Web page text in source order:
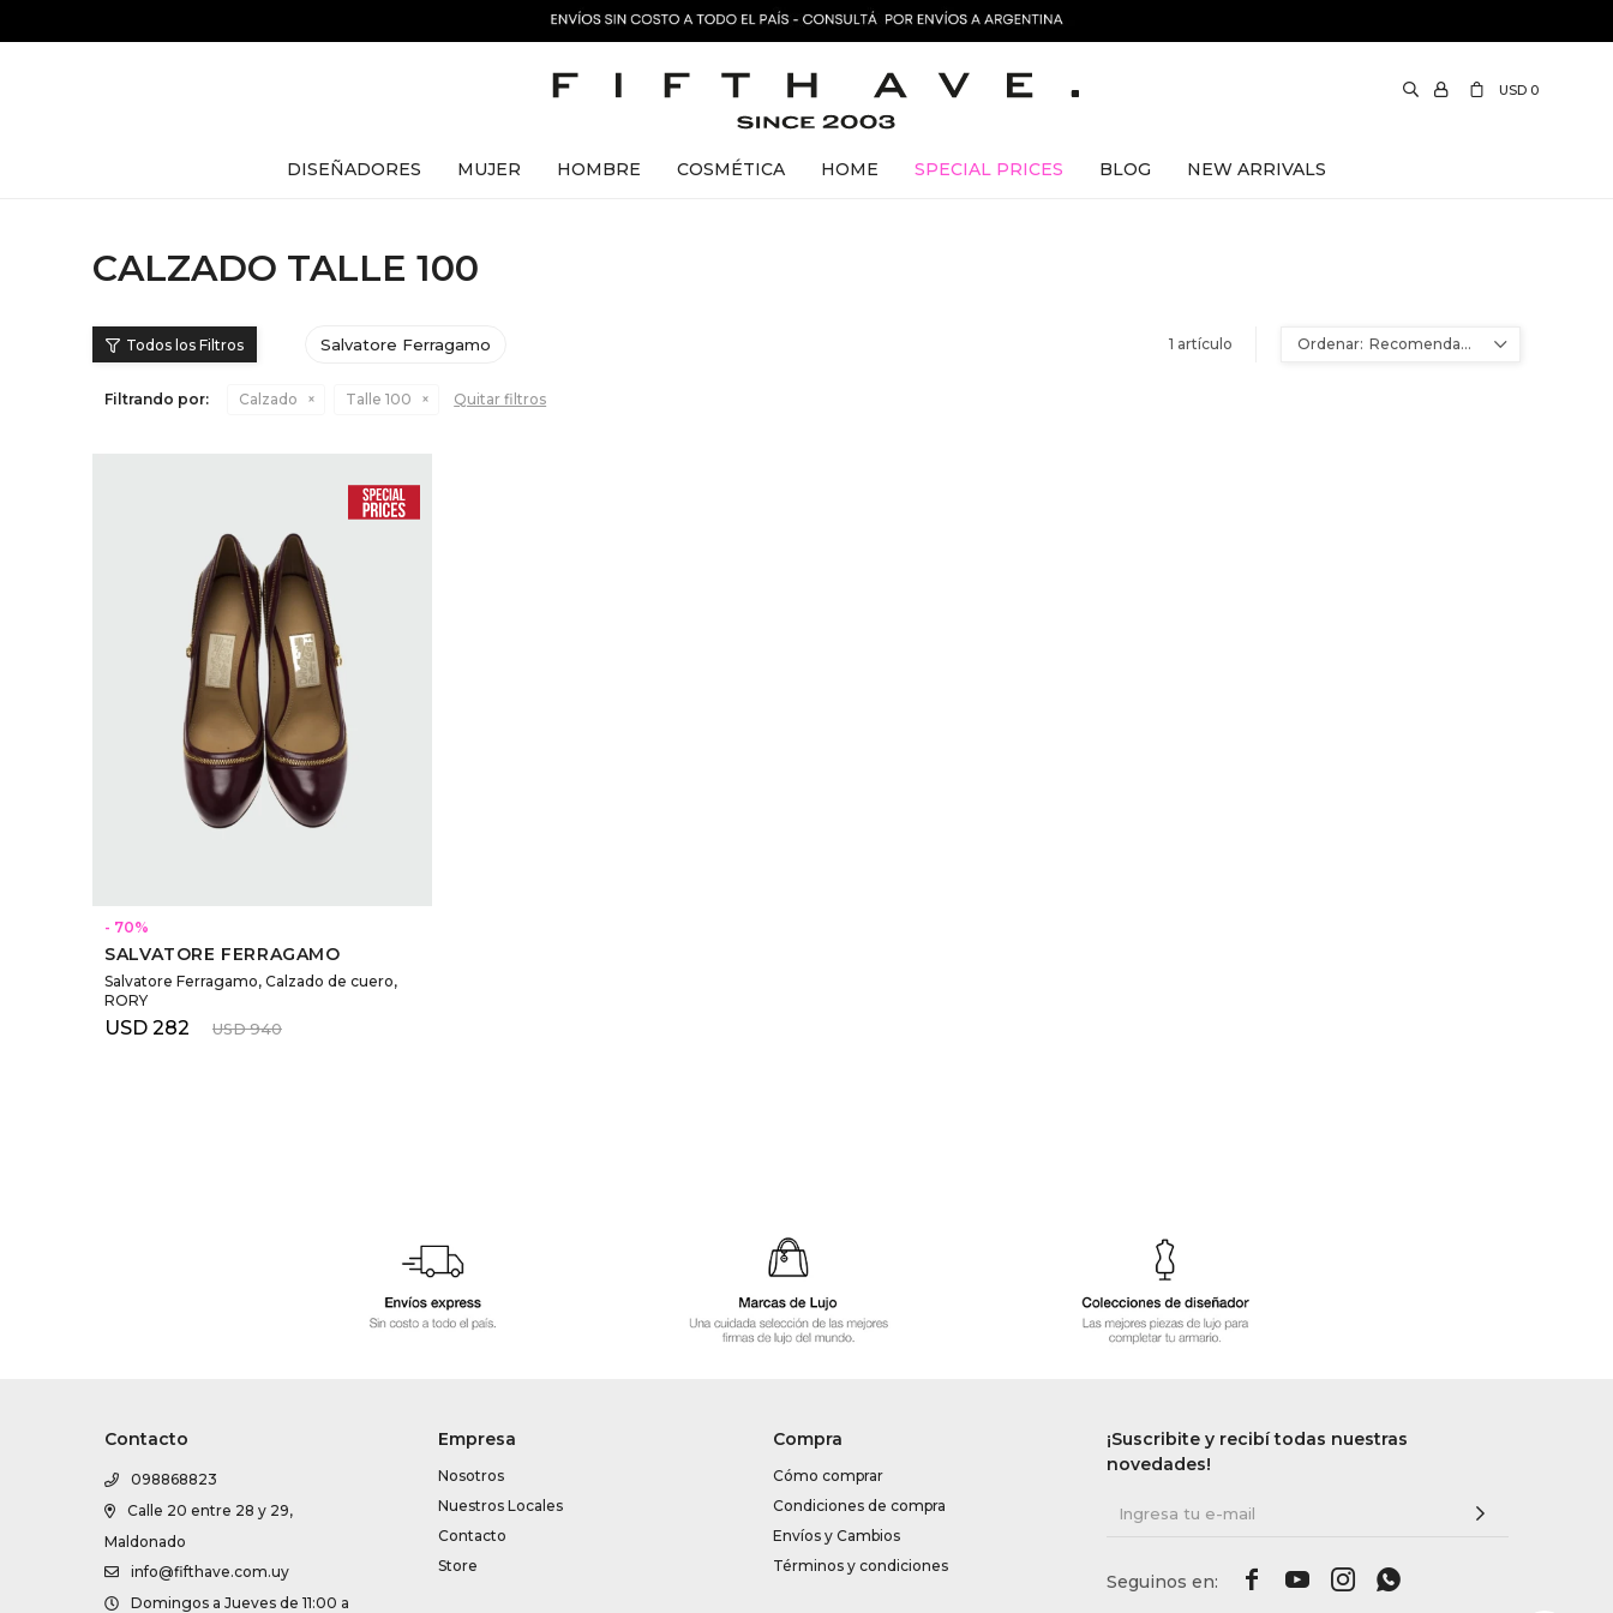
DISEÑADORES MUJER HOMBRE COSMÉTICA HOME SPECIAL PRICES BLOG NEW ARRIVALS
USD 0
CALZADO TALLE 100
Salvatore Ferragamo 1 artículo Recomendados
Filtrando por: Calzado Talle 100 Quitar filtros
70
SALVATORE FERRAGAMO
Salvatore Ferragamo, Calzado de cuero,
RORY
USD 282 USD 940
Contacto
098868823
Calle 20 entre 28 y 29,
Maldonado
info@fifthave.com.uy
Domingos a Jueves de 11:00 a
Empresa
Nosotros
Nuestros Locales
Contacto
Store
Compra
Cómo comprar
Condiciones de compra
Envíos y Cambios
Términos y condiciones
¡Suscribite y recibí todas nuestras
novedades!
   